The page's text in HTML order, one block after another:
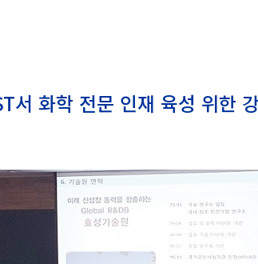
서 화학 전문 인재 육성 위한